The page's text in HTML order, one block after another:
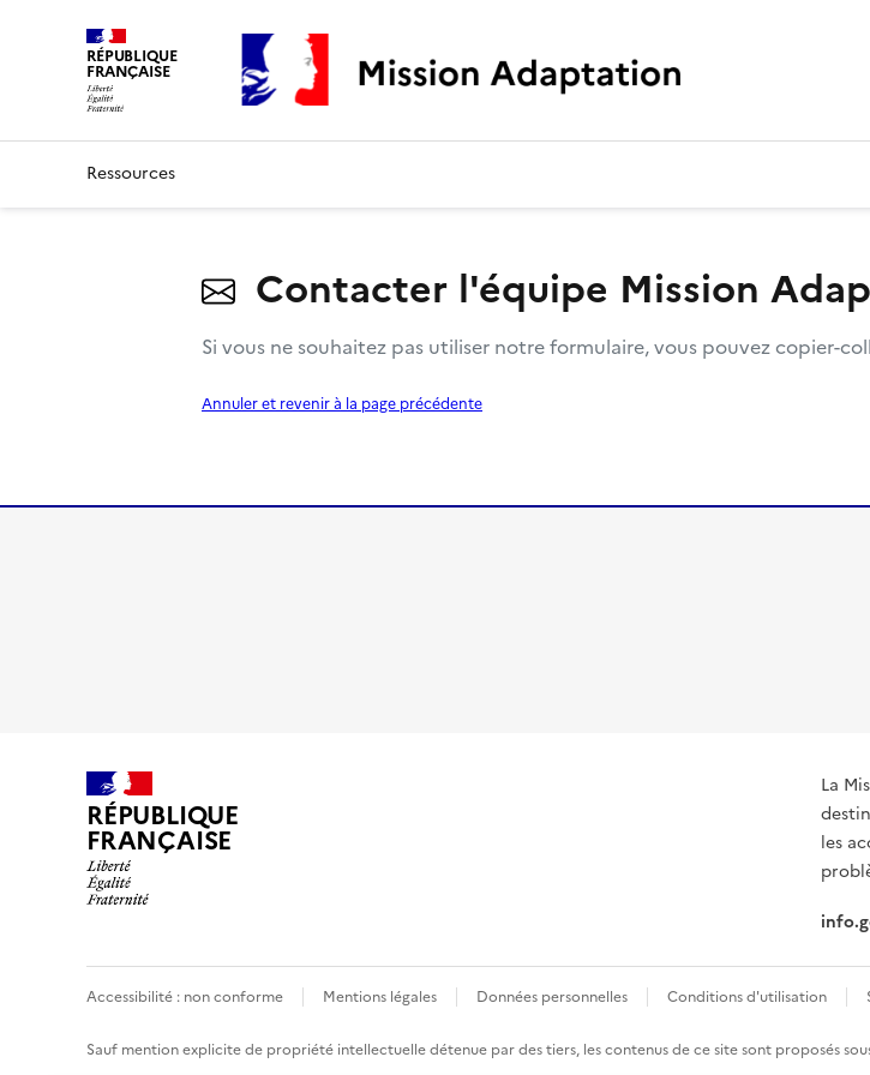
Mission Adaptation
RÉPUBLIQUE
FRANÇAISE
Ressources
Contacter l'équipe Mission
Si vous ne souhaitez pas utiliser notre formulaire, vous pouvez copier-
Annuler et revenir à la page précédente
RÉPUBLIQUE
FRANÇAISE
La
les
Accessibilité : non conforme Mentions légales Données personnelles Conditions d'utilisation
Sauf mention explicite de propriété intellectuelle détenue par des tiers, les contenus de ce site sont proposés